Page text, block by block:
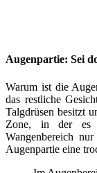
Augenpartie: Sei
Warum ist die
das restliche
Talgdrüsen besitzt
Zone, in der es
Wangenbereich
Augenpartie eine